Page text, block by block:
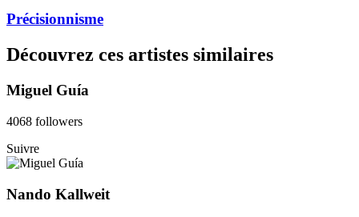
Précisionnisme
Découvrez ces artistes similaires
Miguel Guía
4068 followers
Suivre
Nando Kallweit